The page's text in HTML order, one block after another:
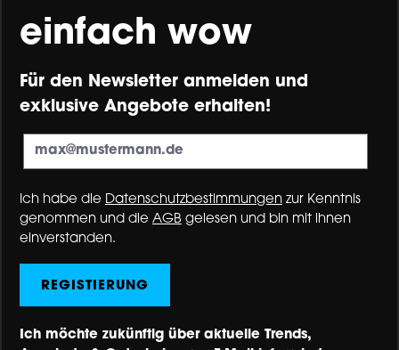
einfach wow
Für den Newsletter anmelden und
exklusive Angebote erhalten!
Ich habe die Datenschutzbestimmungen zur Kenntnis
genommen und die AGB gelesen und bin mit ihnen
einverstanden.
REGISTIERUNG
Ich möchte zukünftig über aktuelle Trends,